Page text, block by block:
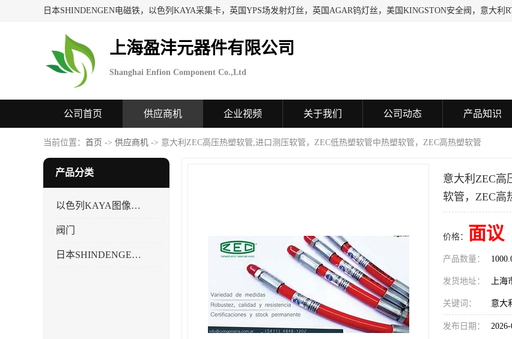
上海盈沣元器件有限公司
Shanghai Enfion Component Co.,Ltd
公司首页 供应商机 企业视频 关于我们 公司动态 产品知识
当前位置： 首页 -> 供应商机 -> 意大利ZEC高压热塑软管,进口测压软管，ZEC低热塑软管中热塑软管，ZEC高热塑软管
产品分类
以色列KAYA图像采集卡，数据采集卡
阀门
日本SHINDENGEN电磁铁
意大利ZEC高
软管，ZEC高
价格： 面议
产品数量：
发货地址： 上
关键词：
发布日期：